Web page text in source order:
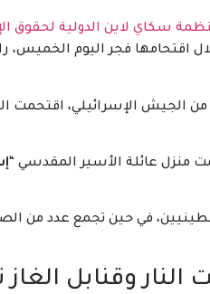
سكاي لاين الدولية لحقوق
فجر اليوم الخميس،
الجيش الإسرائيلي، اقتحمت
منزل عائلة الأسير المقدسي “
في حين تجمع عدد من
وقنابل